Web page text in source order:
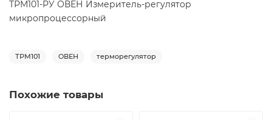
ТРМ101-РУ ОВЕН Измеритель-регулятор
микропроцессорный
ТРМ101 ОВЕН терморегулятор
Похожие товары